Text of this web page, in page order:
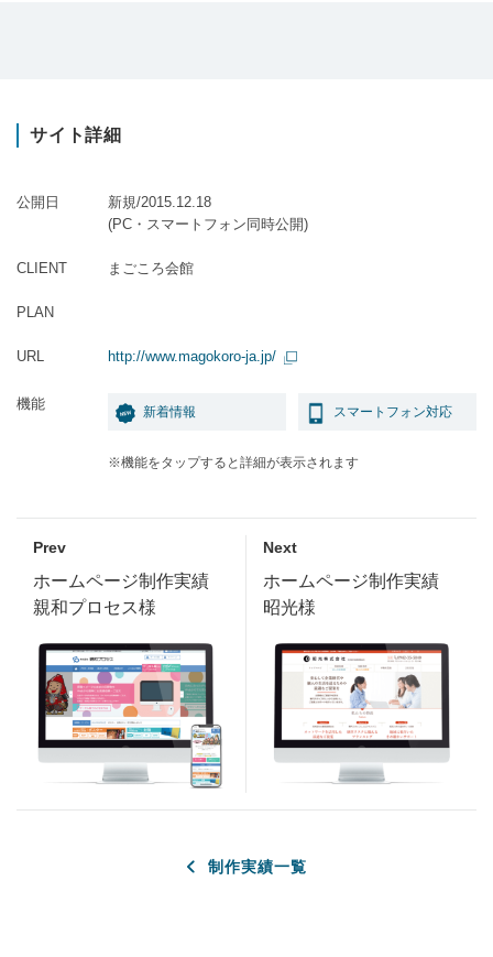
サイト詳細
公開日
新規/2015.12.18
(PC・スマートフォン同時公開)
CLIENT まごころ会館
PLAN
URL http://www.magokoro-ja.jp/
機能 新着情報 スマートフォン対応
※機能をタップすると詳細が表示されます
Prev
ホームページ制作実績
親和プロセス様
Next
ホームページ制作実績
昭光様
制作実績一覧